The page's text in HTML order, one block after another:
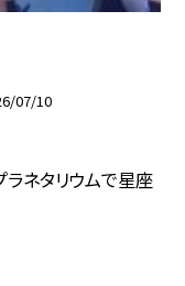
07/10
ネタリウムで星座